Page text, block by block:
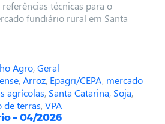
técnicas para o
fundiário rural em Santa
Agro,Geral
,Arroz, Epagri/CEPA, mercado
agrícolas, Santa Catarina, Soja,
de terras,VPA
– 04/2026